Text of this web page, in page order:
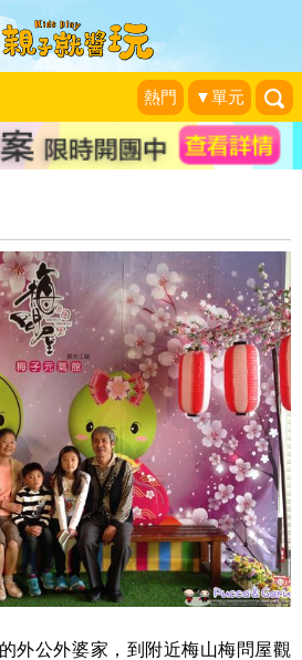
熱門 ▼單元
梅子吧！嘉義梅問屋梅
03-16
外公外婆家，到附近梅山梅問屋觀